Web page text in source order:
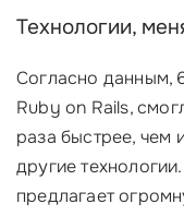
Технологии,
Согласно данным,
Ruby on Rails,
раза быстрее, чем
другие
предлагает